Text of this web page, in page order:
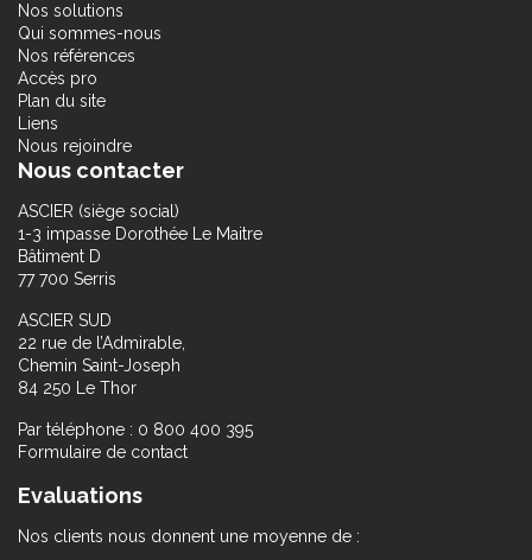
Nos solutions
Qui sommes-nous
Nos références
Accès pro
Plan du site
Liens
Nous rejoindre
Nous contacter
ASCIER (siège social)
1-3 impasse Dorothée Le Maitre
Bâtiment D
77 700 Serris
ASCIER SUD
22 rue de l’Admirable,
Chemin Saint-Joseph
84 250 Le Thor
Par téléphone : 0 800 400 395
Formulaire de contact
Evaluations
Nos clients nous donnent une moyenne de :